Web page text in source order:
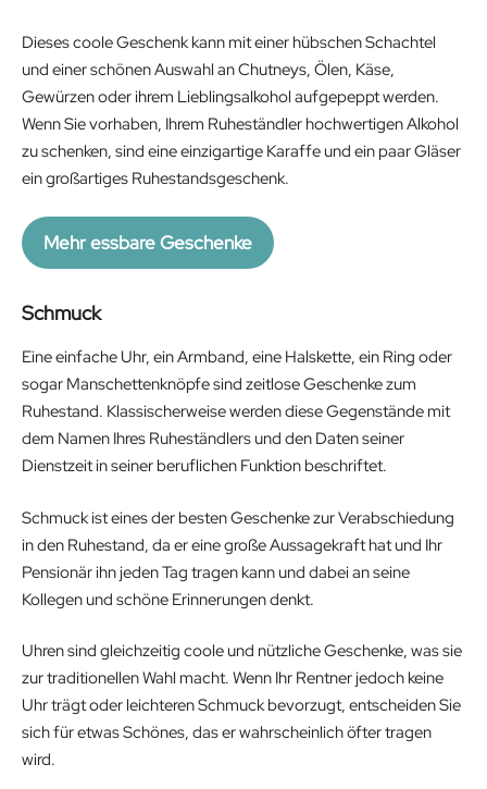
Dieses coole Geschenk kann mit einer hübschen Schachtel
und einer schönen Auswahl an Chutneys, Ölen, Käse,
Gewürzen oder ihrem Lieblingsalkohol aufgepeppt werden.
Wenn Sie vorhaben, Ihrem Ruheständler hochwertigen Alkohol
zu schenken, sind eine einzigartige Karaffe und ein paar Gläser
ein großartiges Ruhestandsgeschenk.
Mehr essbare Geschenke
Schmuck
Eine einfache Uhr, ein Armband, eine Halskette, ein Ring oder
sogar Manschettenknöpfe sind zeitlose Geschenke zum
Ruhestand. Klassischerweise werden diese Gegenstände mit
dem Namen Ihres Ruheständlers und den Daten seiner
Dienstzeit in seiner beruflichen Funktion beschriftet.
Schmuck ist eines der besten Geschenke zur Verabschiedung
in den Ruhestand, da er eine große Aussagekraft hat und Ihr
Pensionär ihn jeden Tag tragen kann und dabei an seine
Kollegen und schöne Erinnerungen denkt.
Uhren sind gleichzeitig coole und nützliche Geschenke, was sie
zur traditionellen Wahl macht. Wenn Ihr Rentner jedoch keine
Uhr trägt oder leichteren Schmuck bevorzugt, entscheiden Sie
sich für etwas Schönes, das er wahrscheinlich öfter tragen
wird.